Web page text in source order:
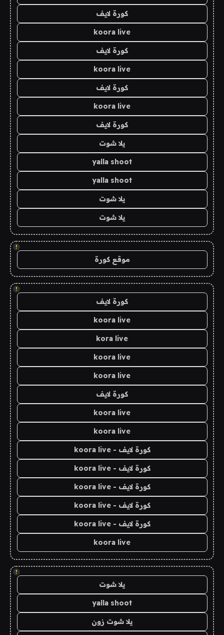
كورة لايف
koora live
كورة لايف
koora live
كورة لايف
koora live
كورة لايف
يلا شوت
yalla shoot
yalla shoot
يلا شوت
يلا شوت
!
موقع كورة
!
كورة لايف
koora live
kora live
koora live
koora live
كورة لايف
koora live
koora live
كورة لايف - koora live
كورة لايف - koora live
كورة لايف - koora live
كورة لايف - koora live
كورة لايف - koora live
koora live
!
يلا شوت
yalla shoot
يلا شوت زون